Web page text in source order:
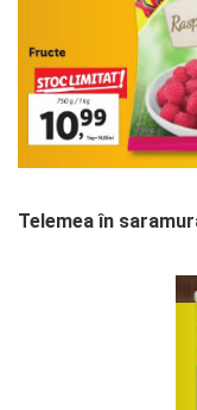
Telemea în